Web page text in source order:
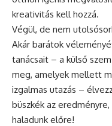
kreativitás kell hozzá.
Végül, de nem
Akár barátok
tanácsait – a külső
meg, amelyek mellett
izgalmas utazás –
büszkék az
haladunk előre!